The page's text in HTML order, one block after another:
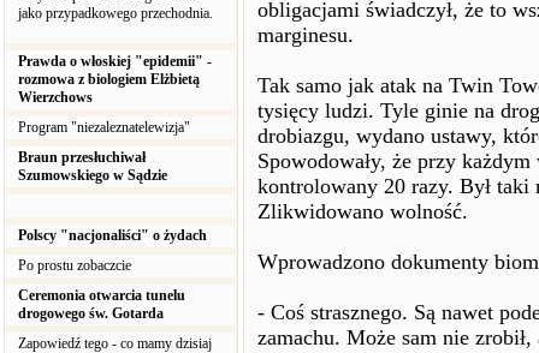
jako przypadkowego przechodnia.
Prawda o włoskiej "epidemii" -
rozmowa z biologiem Elżbietą
Wierzchows
Program "niezaleznatelewizja"
Braun przesłuchiwał
Szumowskiego w Sądzie
Polscy "nacjonaliści" o żydach
Po prostu zobaczcie
Ceremonia otwarcia tunelu
drogowego św. Gotarda
Zapowiedź tego - co mamy dzisiaj
obligacjami świadczył, że to
marginesu.
Tak samo jak atak na Twin
tysięcy ludzi. Tyle ginie na
drobiazgu, wydano ustawy,
Spowodowały, że przy
kontrolowany 20 razy. Był taki
Zlikwidowano wolność.
Wprowadzono dokumenty
- Coś strasznego. Są nawet
zamachu. Może sam nie